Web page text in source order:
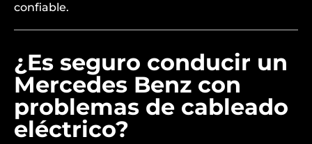
confiable.
¿Es seguro conducir un
Mercedes Benz con
problemas de cableado
eléctrico?